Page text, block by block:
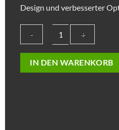
Design und verbesserter
DDoptics
IN DEN WARENKORB